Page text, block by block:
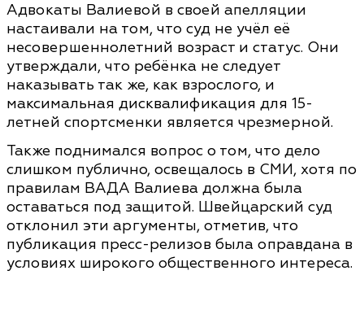
Адвокаты Валиевой в своей апелляции
настаивали на том, что суд не учёл её
несовершеннолетний возраст и статус. Они
утверждали, что ребёнка не следует
наказывать так же, как взрослого, и
максимальная дисквалификация для 15-
летней спортсменки является чрезмерной.
Также поднимался вопрос о том, что дело
слишком публично, освещалось в СМИ, хотя по
правилам ВАДА Валиева должна была
оставаться под защитой. Швейцарский суд
отклонил эти аргументы, отметив, что
публикация пресс-релизов была оправдана в
условиях широкого общественного интереса.